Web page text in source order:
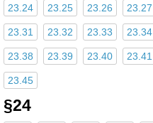
23.24 23.25 23.26 23.27
23.31 23.32 23.33 23.34
23.38 23.39 23.40 23.41
23.45
§24